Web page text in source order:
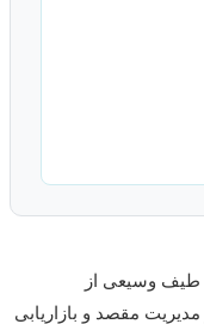
طیف وسیعی از
مقصد و بازاریابی